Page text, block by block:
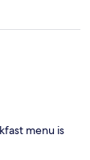
menu is